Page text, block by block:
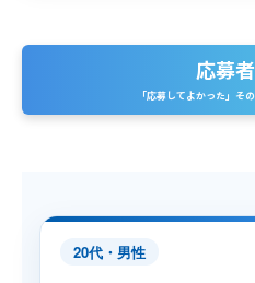
応募
「応募してよかった」そ
20代・男性